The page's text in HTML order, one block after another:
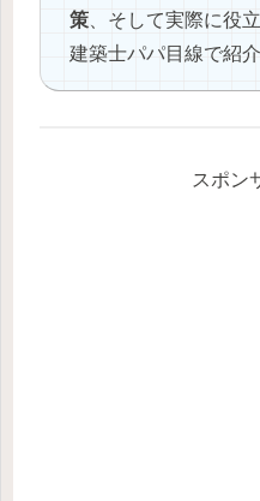
策 、そして実際に役
建築士パパ目線で紹
スポン